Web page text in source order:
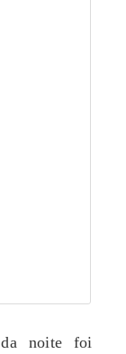
da noite foi